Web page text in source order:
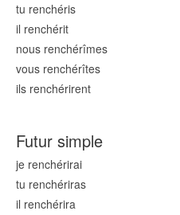
tu renchéris
il renchérit
nous renchérîmes
vous renchérîtes
ils renchérirent
Futur simple
je renchérirai
tu renchériras
il renchérira